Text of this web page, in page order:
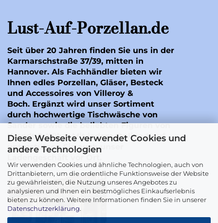
Diese Webseite verwendet Cookies und
andere Technologien
Wir verwenden Cookies und ähnliche Technologien, auch von
Drittanbietern, um die ordentliche Funktionsweise der Website
zu gewährleisten, die Nutzung unseres Angebotes zu
analysieren und Ihnen ein bestmögliches Einkaufserlebnis
bieten zu können. Weitere Informationen finden Sie in unserer
Datenschutzerklärung.
Lust-Auf-Porzellan.de
Seit über 20 Jahren finden Sie uns in der
Karmarschstraße 37/39, mitten in
Hannover. Als Fachhändler bieten wir
Ihnen edles Porzellan, Gläser, Besteck
und Accessoires von Villeroy &
Boch. Ergänzt wird unser Sortiment
durch hochwertige Tischwäsche von
Sandersowie die beliebten Figuren von
Wendt & Kühn. Mit jedem Online-Kauf
unterstützen Sie auch unser